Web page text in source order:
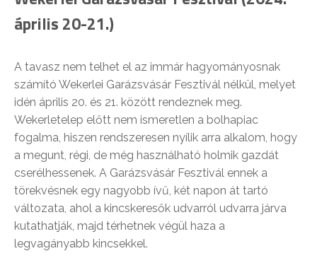
április 20-21.)
A tavasz nem telhet el az immár hagyományosnak
számító Wekerlei Garázsvásár Fesztivál nélkül, melyet
idén április 20. és 21. között rendeznek meg.
Wekerletelep előtt nem ismeretlen a bolhapiac
fogalma, hiszen rendszeresen nyílik arra alkalom, hogy
a megunt, régi, de még használható holmik gazdát
cserélhessenek. A Garázsvásár Fesztivál ennek a
törekvésnek egy nagyobb ívű, két napon át tartó
változata, ahol a kincskeresők udvarról udvarra járva
kutathatják, majd térhetnek végül haza a
legvagányabb kincsekkel.